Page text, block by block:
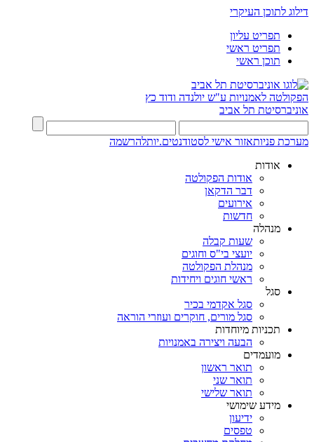
דילוג לתוכן העיקרי
תפריט עליון
תפריט ראשי
תוכן ראשי
הפקולטה לאמנויות ע"ש יולנדה ודוד כץ
אוניברסיטת תל אביב
מערכת פניותאזור אישי לסטודנטים.יותלהרשמה
אודות
אודות הפקולטה
דבר הדקאן
אירועים
חדשות
מנהלה
שעות קבלה
יועצי בי"ס וחוגים
מנהלת הפקולטה
ראשי חוגים ויחידות
סגל
סגל אקדמי בכיר
סגל מורים, חוקרים ועוזרי הוראה
תכניות מיוחדות
הבעה ויצירה באמנויות
מועמדים
תואר ראשון
תואר שני
תואר שלישי
מידע שימושי
ידיעון
טפסים